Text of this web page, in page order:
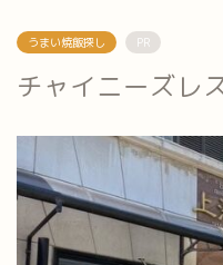
うまい焼飯探し PR
チャイニーズ